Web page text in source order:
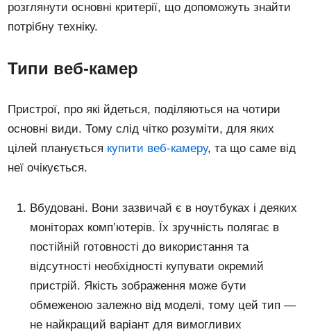
розглянути основні критерії, що допоможуть знайти
потрібну техніку.
Типи веб-камер
Пристрої, про які йдеться, поділяються на чотири
основні види. Тому слід чітко розуміти, для яких
цілей планується купити веб-камеру, та що саме від
неї очікується.
Вбудовані. Вони зазвичай є в ноутбуках і деяких
моніторах комп’ютерів. Їх зручність полягає в
постійній готовності до використання та
відсутності необхідності купувати окремий
пристрій. Якість зображення може бути
обмеженою залежно від моделі, тому цей тип —
не найкращий варіант для вимогливих